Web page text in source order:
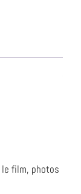
film, photos